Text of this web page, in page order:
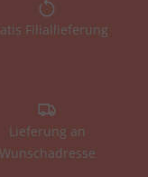
Filiallieferung
Lieferung an
Wunschadresse